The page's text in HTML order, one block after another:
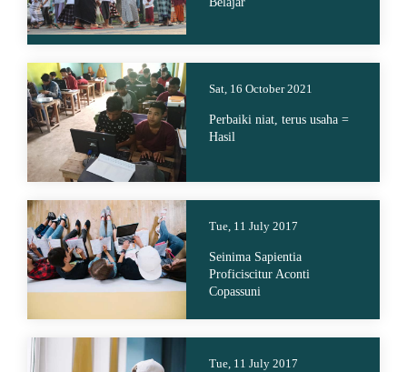
Sat, 16 October 2021
Perbaiki niat, terus usaha =
Hasil
Tue, 11 July 2017
Seinima Sapientia
Proficiscitur Aconti
Copassuni
Tue, 11 July 2017